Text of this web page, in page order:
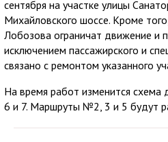
сентября на участке улицы
Михайловского шоссе. Кроме
Лобозова ограничат движение и
исключением пассажирского и
связано с ремонтом указанного
На время работ изменится
6 и 7. Маршруты №2, 3 и 5 будут